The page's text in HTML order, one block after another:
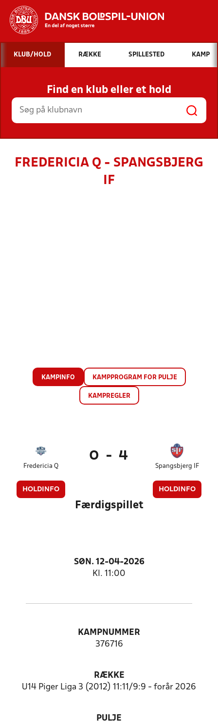
Hvad vil du søge efter?
INDHOLD OG NYHEDER
STILLINGER, RESULTATER, KLUBBER OG
HOLD
KLUB/HOLD RÆKKE SPILLESTED KAMP
Find en klub eller et hold
FREDERICIA Q - SPANGSBJERG
IF
KAMPINFO KAMPPROGRAM FOR PULJE
KAMPREGLER
Fredericia Q
HOLDINFO
0 - 4
Spangsbjerg IF
HOLDINFO
Færdigspillet
SØN. 12-04-2026
Kl. 11:00
KAMPNUMMER
376716
RÆKKE
U14 Piger Liga 3 (2012) 11:11/9:9 - forår 2026
PULJE